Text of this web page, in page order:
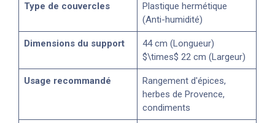
Type de couvercles
Plastique hermétique
(Anti-humidité)
Dimensions du support
44 cm (Longueur)
$\times$ 22 cm (Largeur)
Usage recommandé
Rangement d'épices,
herbes de Provence,
condiments